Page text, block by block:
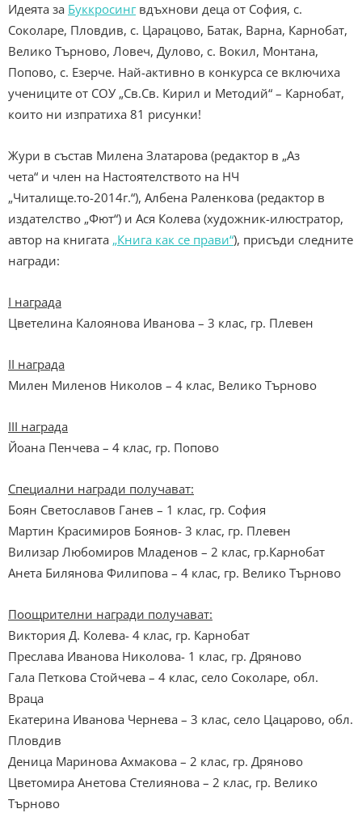
Идеята за Буккросингвдъхнови деца от София, с.
Соколаре, Пловдив, с. Царацово, Батак, Варна, Карнобат,
Велико Търново, Ловеч, Дулово, с. Вокил, Монтана,
Попово, с. Езерче. Най-активно в конкурса се включиха
учениците от СОУ „Св.Св. Кирил и Методий“ – Карнобат,
които ни изпратиха 81 рисунки!
Жури в състав Милена Златарова (редактор в „Аз
чета“ и член на Настоятелството на НЧ
„Читалище.то-2014г.“), Албена Раленкова (редактор в
издателство „Фют“) и Ася Колева (художник-илюстратор,
автор на книгата „Книга как се прави“), присъди следните
награди:
I награда
Цветелина Калоянова Иванова – 3 клас, гр. Плевен
II награда
Милен Миленов Николов – 4 клас, Велико Търново
III награда
Йоана Пенчева – 4 клас, гр. Попово
Специални награди получават:
Боян Светославов Ганев – 1 клас, гр. София
Мартин Красимиров Боянов- 3 клас, гр. Плевен
Вилизар Любомиров Младенов – 2 клас, гр.Карнобат
Анета Билянова Филипова – 4 клас, гр. Велико Търново
Поощрителни награди получават:
Виктория Д. Колева- 4 клас, гр. Карнобат
Преслава Иванова Николова- 1 клас, гр. Дряново
Гала Петкова Стойчева – 4 клас, село Соколаре, обл.
Враца
Екатерина Иванова Чернева – 3 клас, село Цацарово, обл.
Пловдив
Деница Маринова Ахмакова – 2 клас, гр. Дряново
Цветомира Анетова Стелиянова – 2 клас, гр. Велико
Търново